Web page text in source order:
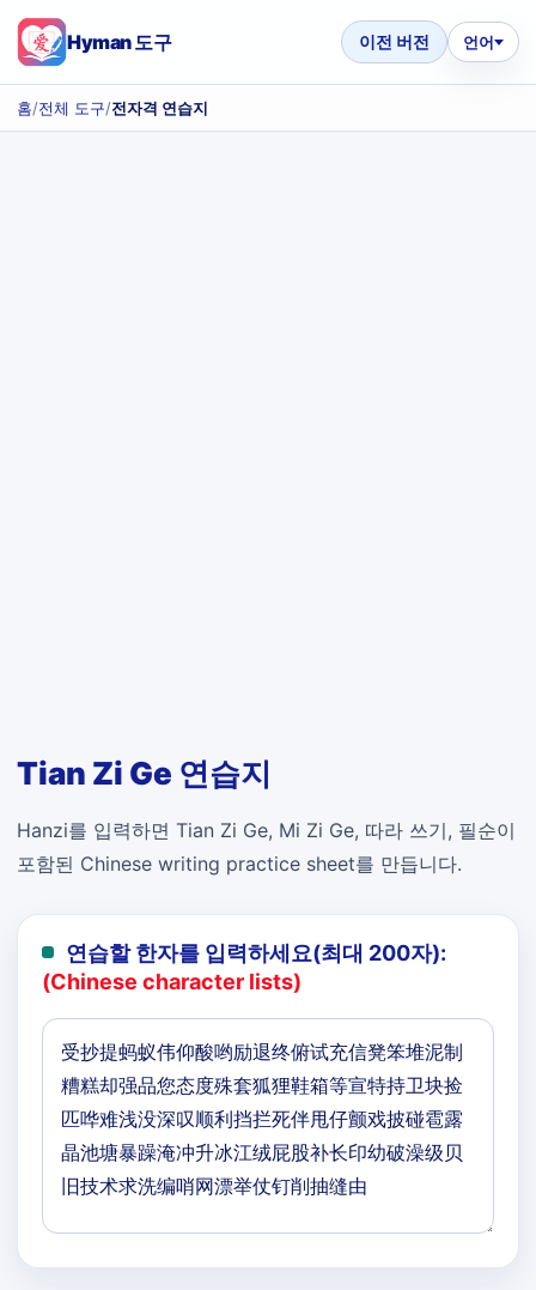
Hyman 도구 이전 버전 언어
홈/전체 도구/전자격 연습지
Tian Zi Ge 연습지
Hanzi를 입력하면 Tian Zi Ge, Mi Zi Ge, 따라 쓰기, 필순이
포함된 Chinese writing practice sheet를 만듭니다.
연습할 한자를 입력하세요(최대 200자):
(Chinese character lists)